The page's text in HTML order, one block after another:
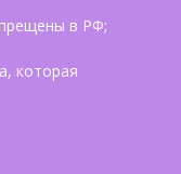
в РФ;
которая